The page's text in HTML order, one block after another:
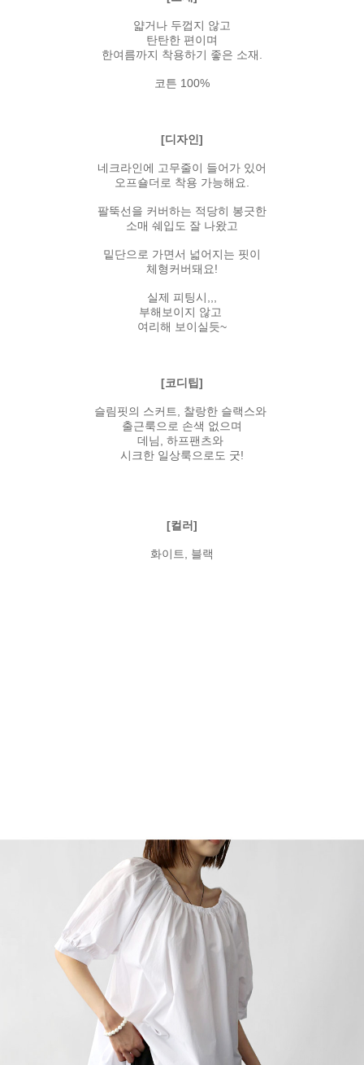
얇거나 두껍지 않고
탄탄한 편이며
한여름까지 착용하기 좋은 소재.
코튼 100%
[디자인]
네크라인에 고무줄이 들어가 있어
오프숄더로 착용 가능해요.
팔뚝선을 커버하는 적당히 봉긋한
소매 쉐입도 잘 나왔고
밑단으로 가면서 넓어지는 핏이
체형커버돼요!
실제 피팅시,,,
부해보이지 않고
여리해 보이실듯~
[코디팁]
슬림핏의 스커트, 찰랑한 슬랙스와
출근룩으로 손색 없으며
데님, 하프팬츠와
시크한 일상룩으로도 굿!
[컬러]
화이트, 블랙